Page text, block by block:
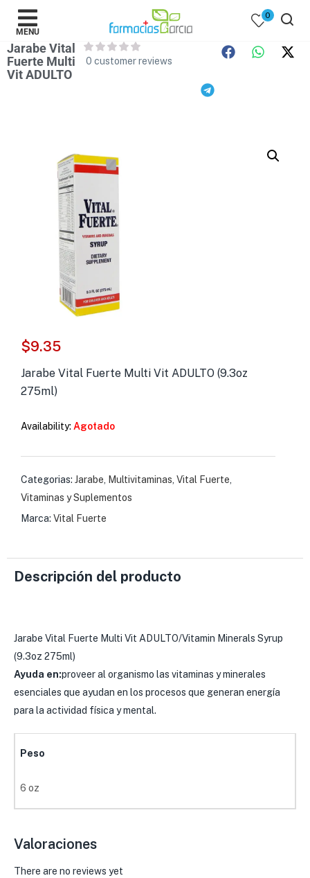
y Suplementos )
MENU
0
Jarabe Vital
Fuerte Multi
Vit ADULTO
0 customer reviews
$9.35
Jarabe Vital Fuerte Multi Vit ADULTO (9.3oz
275ml)
Availability: Agotado
Categorias: Jarabe Multivitaminas Vital Fuerte
Vitaminas y Suplementos
Marca: Vital Fuerte
Descripción del producto
Jarabe Vital Fuerte Multi Vit ADULTO/Vitamin Minerals Syrup
(9.3oz 275ml)
Ayuda en:proveer al organismo las vitaminas y minerales
esenciales que ayudan en los procesos que generan energía
para la actividad física y mental.
Peso
6 oz
Valoraciones
There are no reviews yet